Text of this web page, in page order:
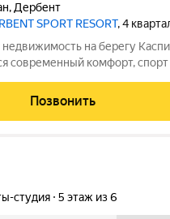
, Дербент
SPORT RESORT, 4
современный комфорт, спорт
современных
Позвонить
студия 5 этаж из 6